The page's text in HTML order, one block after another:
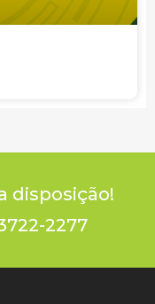
disposição!
2277